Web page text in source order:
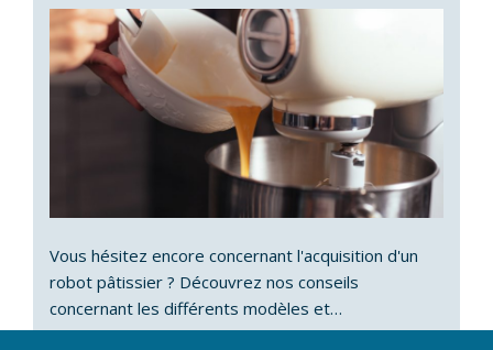
Vous hésitez encore concernant l'acquisition d'un
robot pâtissier ? Découvrez nos conseils
concernant les différents modèles et…